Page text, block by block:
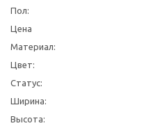
Пол:
Цена
Материал:
Цвет:
Статус:
Ширина:
Высота: